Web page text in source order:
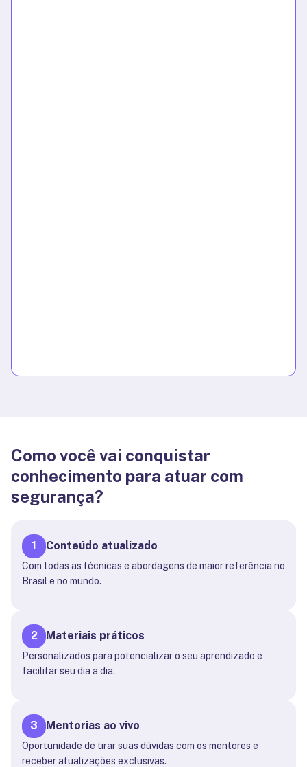
Como você vai conquistar
conhecimento para atuar com
segurança?
1 Conteúdo atualizado
Com todas as técnicas e abordagens de maior referência no
Brasil e no mundo.
2 Materiais práticos
Personalizados para potencializar o seu aprendizado e
facilitar seu dia a dia.
3 Mentorias ao vivo
Oportunidade de tirar suas dúvidas com os mentores e
receber atualizações exclusivas.